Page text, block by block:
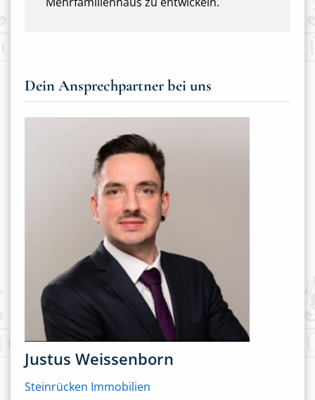
Dein Ansprechpartner bei uns
Justus Weissenborn
Steinrücken Immobilien